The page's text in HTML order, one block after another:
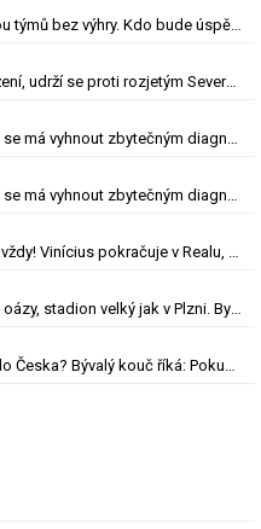
ONLINE: Zlín - Bohemians. Souboj dvou týmů bez výhry. Kdo bude úspěšnější?
ONLINE: Teplice - Plzeň. Hyský v ohrožení, udrží se proti rozjetým Severočechům?
Zachránili jsme schizofrenika? Policie se má vyhnout zbytečným diagnózám
Zachránili jsme schizofrenika? Policie se má vyhnout zbytečným diagnózám
Osm let? Krátký čas. Šest dalších a navždy! Vinícius pokračuje v Realu, za 25 milionů eur
Kam míří Haraslín? Místo mrakodrapů oázy, stadion velký jak v Plzni. Byl by největší hvězdou
Hradecký klenot Umar: jak se dostal do Česka? Bývalý kouč říká: Pokud nezblbne...